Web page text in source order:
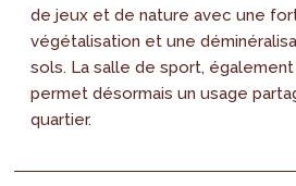
de jeux et de nature avec une
végétalisation et une
sols. La salle de sport,
permet désormais un usage
quartier.